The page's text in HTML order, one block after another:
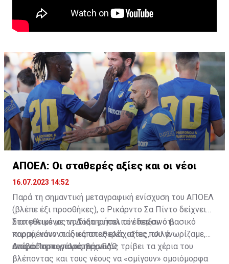
ΑΠΟΕΛ: Οι σταθερές αξίες και οι νέοι
16.07.2023 14:52
Παρά τη σημαντική μεταγραφική ενίσχυση του ΑΠΟΕΛ
(βλέπε έξι προσθήκες), ο Ρικάρντο Σα Πίντο δείχνει
διατεθειμένος να διατηρήσει τον περσινό βασικό
κορμό, κάνοντας κάποιες ελάχιστες, αλλά
απαραίτητες παρεμβάσεις.
Στο φιλικό με τη Δόξα οι παλιοί έδειξαν ότι
παραμένουν οι ίδιες σταθερές αξίες που γνωρίζαμε,
ενώ ο Πορτογάλος τεχνικός τρίβει τα χέρια του
βλέποντας και τους νέους να «σμίγουν» ομοιόμορφα
Διαβάστε περισσότεραΕΔΩ.